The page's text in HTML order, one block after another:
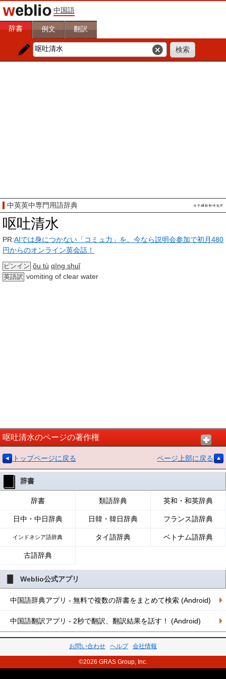
中国語
辞書 例文 翻訳
中英英中専門用語辞典
呕吐清水
PR:AIでは身につかない「コミュ力」を。今なら説明会参加で初月480
円からのオンライン英会話！
ピンイン ǒu tù qīng shuǐ
英語訳 vomiting of clear water
呕吐清水のページの著作権
トップページに戻る ページ上部に戻る
辞書
辞書 類語辞典 英和・和英辞典
日中・中日辞典 日韓・韓日辞典 フランス語辞典
インドネシア語辞典 タイ語辞典 ベトナム語辞典
古語辞典
Weblio公式アプリ
中国語辞典アプリ - 無料で複数の辞書をまとめて検索 (Android)
中国語翻訳アプリ - 2秒で翻訳、翻訳結果を話す！ (Android)
お問い合わせ ヘルプ 会社情報
©2026 GRAS Group, Inc.